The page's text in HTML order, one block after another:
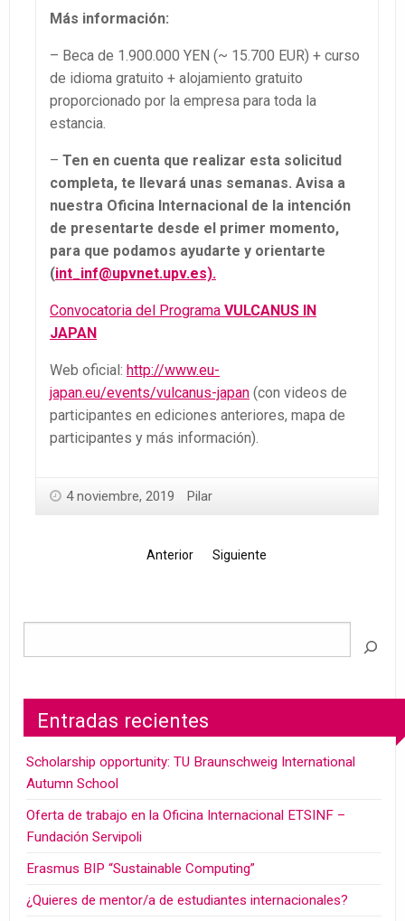
Más información:
– Beca de 1.900.000 YEN (~ 15.700 EUR) + curso
de idioma gratuito + alojamiento gratuito
proporcionado por la empresa para toda la
estancia.
– Ten en cuenta que realizar esta solicitud
completa, te llevará unas semanas. Avisa a
nuestra Oficina Internacional de la intención
de presentarte desde el primer momento,
para que podamos ayudarte y orientarte
(int_inf@upvnet.upv.es).
Convocatoria del Programa VULCANUS IN
JAPAN
Web oficial: http://www.eu-
japan.eu/events/vulcanus-japan (con videos de
participantes en ediciones anteriores, mapa de
participantes y más información).
4 noviembre, 2019 Pilar
Anterior Siguiente
Entradas recientes
Scholarship opportunity: TU Braunschweig International
Autumn School
Oferta de trabajo en la Oficina Internacional ETSINF –
Fundación Servipoli
Erasmus BIP “Sustainable Computing”
¿Quieres de mentor/a de estudiantes internacionales?